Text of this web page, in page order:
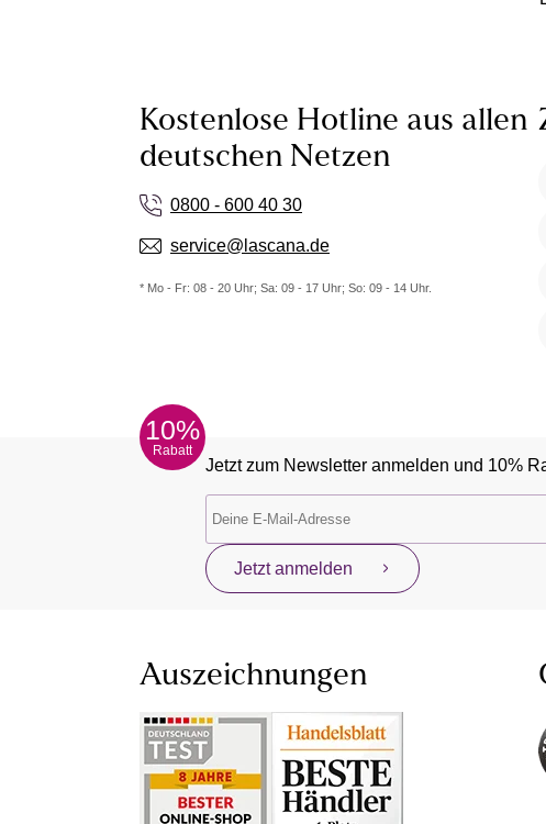
Kostenlose Hotline aus allen
deutschen Netzen
0800 - 600 40 30
service@lascana.de
* Mo - Fr: 08 - 20 Uhr; Sa: 09 - 17 Uhr; So: 09 - 14 Uhr.
10%
Rabatt
Jetzt zum Newsletter anmelden und 10%
Jetzt anmelden
Auszeichnungen